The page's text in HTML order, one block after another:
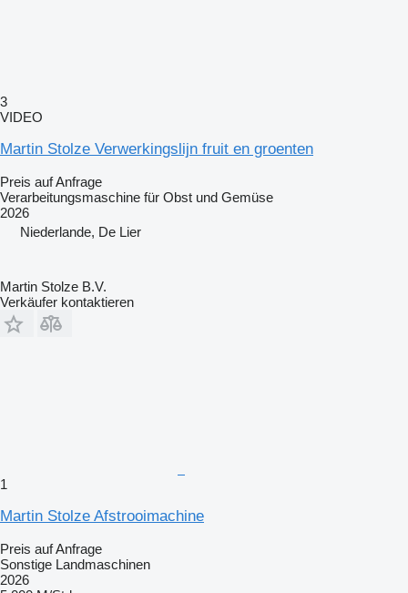
3
VIDEO
Martin Stolze Verwerkingslijn fruit en groenten
Preis auf Anfrage
Verarbeitungsmaschine für Obst und Gemüse
2026
Niederlande, De Lier
Martin Stolze B.V.
Verkäufer kontaktieren
1
Martin Stolze Afstrooimachine
Preis auf Anfrage
Sonstige Landmaschinen
2026